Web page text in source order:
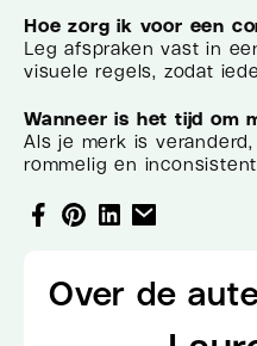
Hoe zorg ik voor een
Leg afspraken vast in
visuele regels, zodat
Wanneer is het tijd om
Als je merk is
rommelig en
Over de